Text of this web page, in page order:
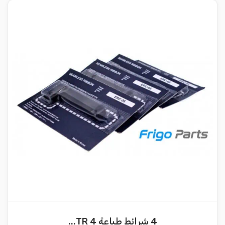
4 شرائط طباعة 4 TR...